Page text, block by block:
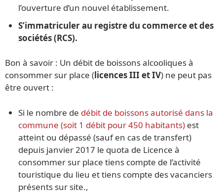
l’ouverture d’un nouvel établissement.
S’immatriculer au registre du commerce et des
sociétés (RCS).
Bon à savoir : Un débit de boissons alcooliques à
consommer sur place (licences III et IV) ne peut pas
être ouvert :
Si le nombre de débit de boissons autorisé dans la
commune (soit 1 débit pour 450 habitants) est
atteint ou dépassé (sauf en cas de transfert)
depuis janvier 2017 le quota de Licence à
consommer sur place tiens compte de l’activité
touristique du lieu et tiens compte des vacanciers
présents sur site.,